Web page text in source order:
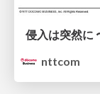
nttcom